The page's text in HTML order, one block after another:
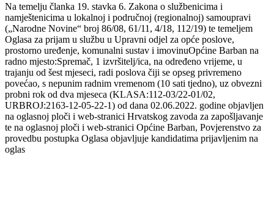
Na temelju članka 19. stavka 6. Zakona o službenicima i
namještenicima u lokalnoj i područnoj (regionalnoj) samoupravi
(„Narodne Novine“ broj 86/08, 61/11, 4/18, 112/19) te temeljem
Oglasa za prijam u službu u Upravni odjel za opće poslove,
prostorno uređenje, komunalni sustav i imovinuOpćine Barban na
radno mjesto:Spremač, 1 izvršitelj/ica, na određeno vrijeme, u
trajanju od šest mjeseci, radi poslova čiji se opseg privremeno
povećao, s nepunim radnim vremenom (10 sati tjedno), uz obvezni
probni rok od dva mjeseca (KLASA:112-03/22-01/02,
URBROJ:2163-12-05-22-1) od dana 02.06.2022. godine objavljen
na oglasnoj ploči i web-stranici Hrvatskog zavoda za zapošljavanje
te na oglasnoj ploči i web-stranici Općine Barban, Povjerenstvo za
provedbu postupka Oglasa objavljuje kandidatima prijavljenim na
oglas